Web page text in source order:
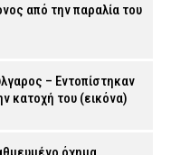
από την παραλία του
– Εντοπίστηκαν
κατοχή του (εικόνα)